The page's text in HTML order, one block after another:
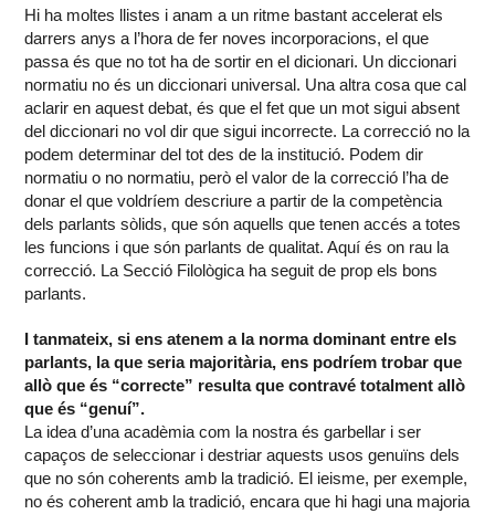
Hi ha moltes llistes i anam a un ritme bastant accelerat els
darrers anys a l’hora de fer noves incorporacions, el que
passa és que no tot ha de sortir en el dicionari. Un diccionari
normatiu no és un diccionari universal. Una altra cosa que cal
aclarir en aquest debat, és que el fet que un mot sigui absent
del diccionari no vol dir que sigui incorrecte. La correcció no la
podem determinar del tot des de la institució. Podem dir
normatiu o no normatiu, però el valor de la correcció l’ha de
donar el que voldríem descriure a partir de la competència
dels parlants sòlids, que són aquells que tenen accés a totes
les funcions i que són parlants de qualitat. Aquí és on rau la
correcció. La Secció Filològica ha seguit de prop els bons
parlants.
I tanmateix, si ens atenem a la norma dominant entre els
parlants, la que seria majoritària, ens podríem trobar que
allò que és “correcte” resulta que contravé totalment allò
que és “genuí”.
La idea d’una acadèmia com la nostra és garbellar i ser
capaços de seleccionar i destriar aquests usos genuïns dels
que no són coherents amb la tradició. El ieisme, per exemple,
no és coherent amb la tradició, encara que hi hagi una majoria